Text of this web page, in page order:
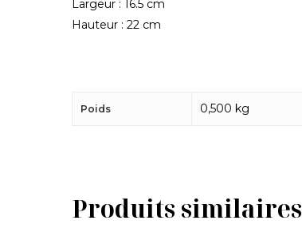
Largeur : 16.5 cm
Hauteur : 22 cm
Poids 0,500 kg
Produits similaires